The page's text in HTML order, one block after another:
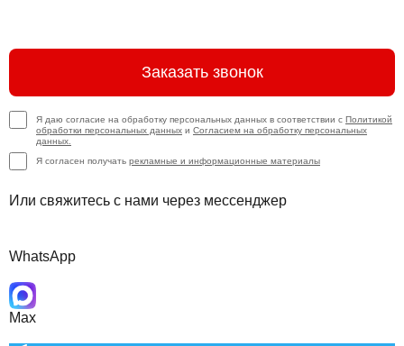
Заказать звонок
Я даю согласие на обработку персональных данных в соответствии с Политикой
обработки персональных данных и Согласием на обработку персональных
данных.
Я согласен получать рекламные и информационные материалы
Или свяжитесь с нами через мессенджер
WhatsApp
Max